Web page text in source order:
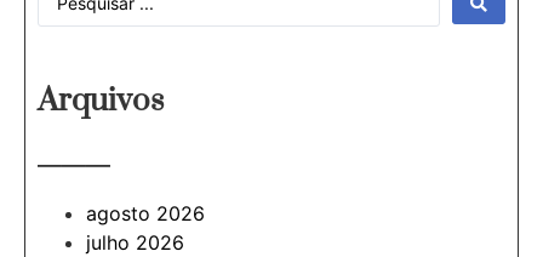
Arquivos
———
agosto 2026
julho 2026